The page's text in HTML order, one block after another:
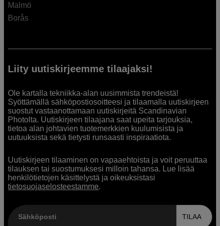
Malmö
Borås
Liity uutiskirjeemme tilaajaksi!
Ole kartalla tekniikka-alan uusimmista trendeistä!
Syöttämällä sähköpostiosoitteesi ja tilaamalla uutiskirjeen
suostut vastaanottamaan uutiskirjeitä Scandinavian
Photolta. Uutiskirjeen tilaajana saat upeita tarjouksia,
tietoa alan johtavien tuotemerkkien kuulumisista ja
uutuuksista sekä tietysti runsaasti inspiraatiota.
Uutiskirjeen tilaaminen on vapaaehtoista ja voit peruuttaa
tilauksen tai suostumuksesi milloin tahansa. Lue lisää
henkilötietojen käsittelystä ja oikeuksistasi
tietosuojaselosteestamme.
Sähköposti TILAA